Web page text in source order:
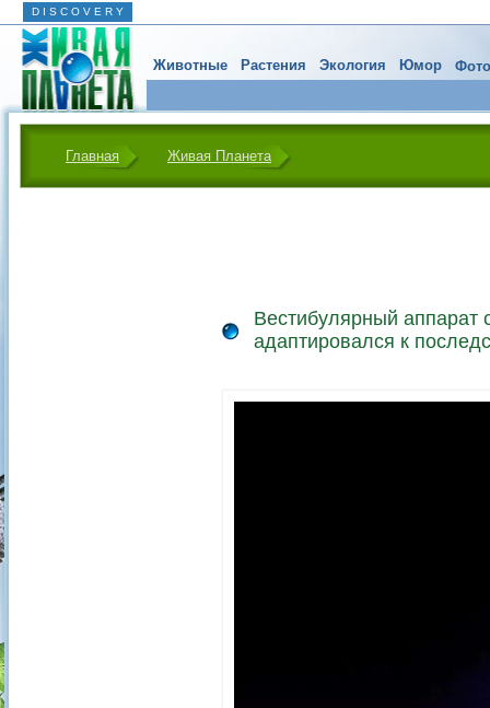
D I S C O V E R Y
Животные Растения Экология Юмор
Главная Живая Планета
Вестибулярный аппарат
адаптировался к